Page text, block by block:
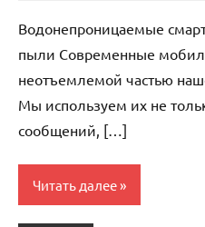
Водонепроницаемые
пыли Современные
неотъемлемой частью
Мы используем их не
сообщений, […]
Читать далее